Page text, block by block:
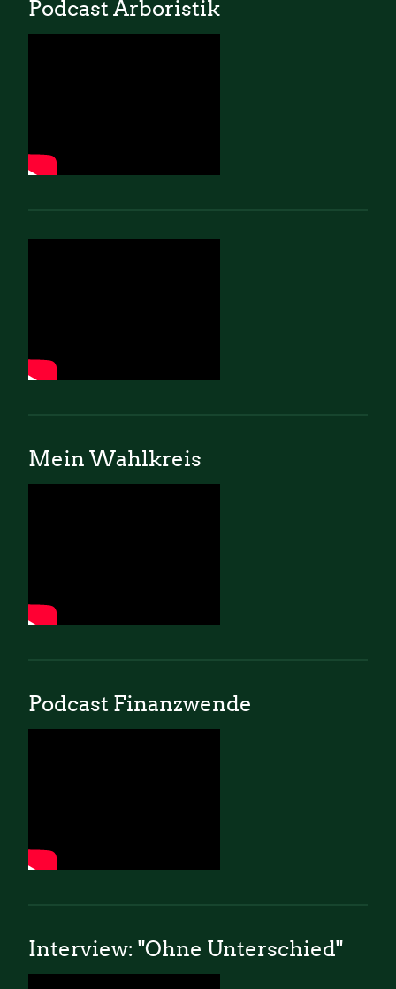
Podcast Arboristik
Mein Wahlkreis
Podcast Finanzwende
Interview: "Ohne Unterschied"